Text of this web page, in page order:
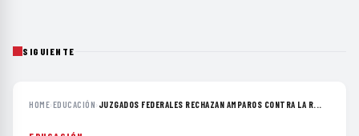
SIGUIENTE
HOME›EDUCACIÓN› JUZGADOS FEDERALES RECHAZAN AMPAROS CONTRA LA R...